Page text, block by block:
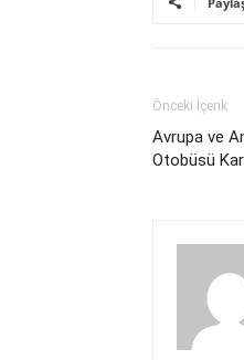
Önceki İçerik
Avrupa ve
Otobüsü